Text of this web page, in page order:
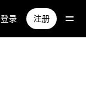
登录 注册